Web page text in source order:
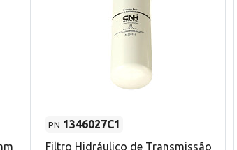
PN 1346027C1
Filtro Hidráulico de Transmissão